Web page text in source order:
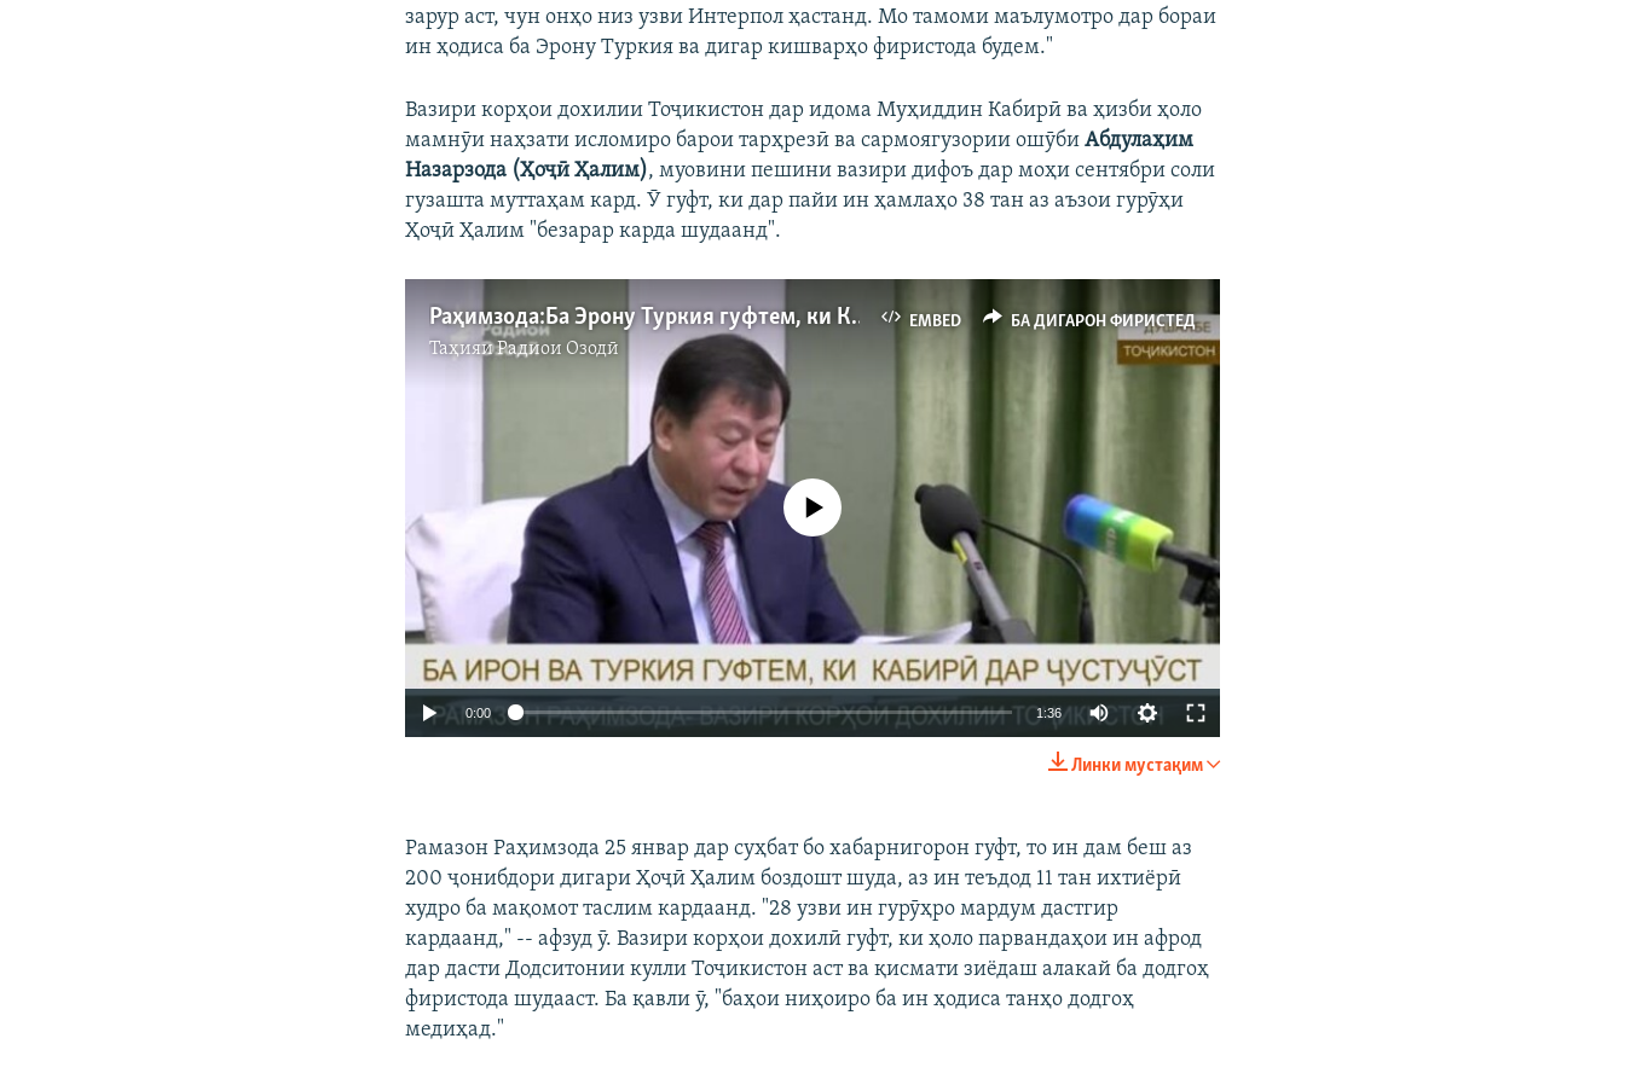
зарур аст, чун онҳо низ узви Интерпол ҳастанд. Мо тамоми маълумотро дар бораи
ин ҳодиса ба Эрону Туркия ва дигар кишварҳо фиристода будем."
Вазири корҳои дохилии Тоҷикистон дар идома Муҳиддин Кабирӣ ва ҳизби ҳоло
мамнӯи наҳзати исломиро барои тарҳрезӣ ва сармоягузории ошӯбиАбдулаҳим
Назарзода (Ҳоҷӣ Ҳалим), муовини пешини вазири дифоъ дар моҳи сентябри соли
гузашта муттаҳам кард. Ӯ гуфт, ки дар пайи ин ҳамлаҳо 38 тан аз аъзои гурӯҳи
Ҳоҷӣ Ҳалим "безарар карда шудаанд".
EMBED БА ДИГАРОН ФИРИСТЕД
Раҳимзода:Ба Эрону Туркия гуфтем, ки Кабирӣ дар ҷустуҷӯст
ТаҳияиРадиои Озодӣ
БА ДИГАРОН ФИРИСТЕД
Феълан кор намекунад
0:00 1:36
Линки мустақим
Рамазон Раҳимзода 25 январ дар суҳбат бо хабарнигорон гуфт, то ин дам беш аз
200 ҷонибдори дигари Ҳоҷӣ Ҳалим боздошт шуда, аз ин теъдод 11 тан ихтиёрӣ
худро ба мақомот таслим кардаанд. ​"28 узви ин гурӯҳро мардум дастгир
кардаанд," -- афзуд ӯ. Вазири корҳои дохилӣ гуфт, ки ҳоло парвандаҳои ин афрод
дар дасти Додситонии кулли Тоҷикистон аст ва қисмати зиёдаш алакай ба додгоҳ
фиристода шудааст. Ба қавли ӯ, "баҳои ниҳоиро ба ин ҳодиса танҳо додгоҳ
медиҳад."